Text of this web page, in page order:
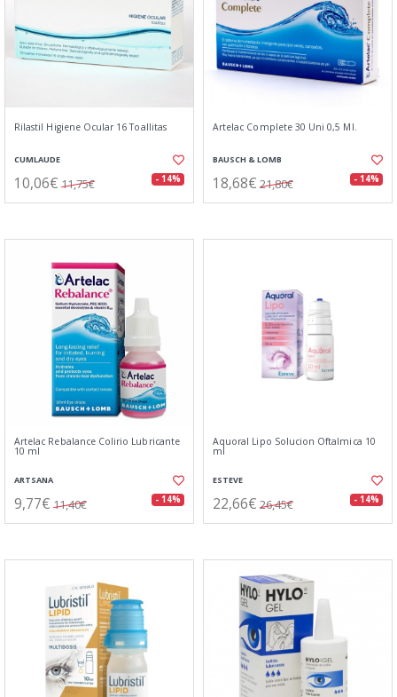
Rilastil Higiene Ocular 16 Toallitas
CUMLAUDE
10,06€ 11,75€ - 14%
Artelac Complete 30 Uni 0,5 Ml.
BAUSCH & LOMB
18,68€ 21,80€ - 14%
Artelac Rebalance Colirio Lubricante
10 ml
ARTSANA
9,77€ 11,40€ - 14%
Aquoral Lipo Solucion Oftalmica 10
ml
ESTEVE
22,66€ 26,45€ - 14%